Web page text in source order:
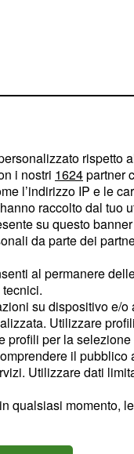
rispetto
i nostri 1624partner
l’indirizzo IP e le
raccolto dal tuo
su questo
da parte dei
al permanere
su dispositivo e/
Utilizzare
per la
il pubblico
Utilizzare dati
qualsiasi momento,